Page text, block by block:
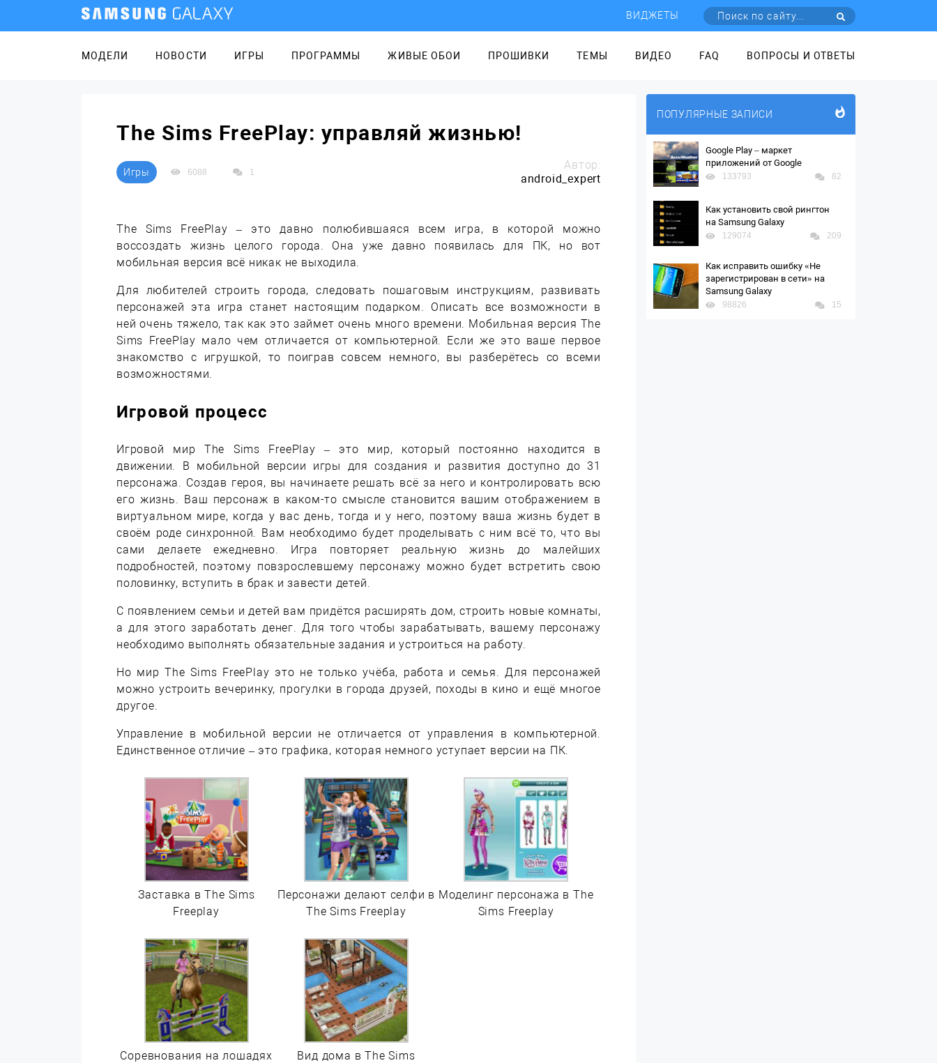
ВИДЖЕТЫ
МОДЕЛИ НОВОСТИ ИГРЫ ПРОГРАММЫ ЖИВЫЕ ОБОИ ПРОШИВКИ ТЕМЫ ВИДЕО FAQ ВОПРОСЫ И ОТВЕТЫ
The Sims FreePlay: управляй жизнью!
Игры 6088 1
Автор:
android_expert
The Sims FreePlay – это давно полюбившаяся всем игра, в которой можно
воссоздать жизнь целого города. Она уже давно появилась для ПК, но вот
мобильная версия всё никак не выходила.
Для любителей строить города, следовать пошаговым инструкциям, развивать
персонажей эта игра станет настоящим подарком. Описать все возможности в
ней очень тяжело, так как это займет очень много времени. Мобильная версия The
Sims FreePlay мало чем отличается от компьютерной. Если же это ваше первое
знакомство с игрушкой, то поиграв совсем немного, вы разберётесь со всеми
возможностями.
Игровой процесс
Игровой мир The Sims FreePlay – это мир, который постоянно находится в
движении. В мобильной версии игры для создания и развития доступно до 31
персонажа. Создав героя, вы начинаете решать всё за него и контролировать всю
его жизнь. Ваш персонаж в каком-то смысле становится вашим отображением в
виртуальном мире, когда у вас день, тогда и у него, поэтому ваша жизнь будет в
своём роде синхронной. Вам необходимо будет проделывать с ним всё то, что вы
сами делаете ежедневно. Игра повторяет реальную жизнь до малейших
подробностей, поэтому повзрослевшему персонажу можно будет встретить свою
половинку, вступить в брак и завести детей.
С появлением семьи и детей вам придётся расширять дом, строить новые комнаты,
а для этого заработать денег. Для того чтобы зарабатывать, вашему персонажу
необходимо выполнять обязательные задания и устроиться на работу.
Но мир The Sims FreePlay это не только учёба, работа и семья. Для персонажей
можно устроить вечеринку, прогулки в города друзей, походы в кино и ещё многое
другое.
Управление в мобильной версии не отличается от управления в компьютерной.
Единственное отличие – это графика, которая немного уступает версии на ПК.
Заставка в The Sims
Freeplay
Персонажи делают селфи в
The Sims Freeplay
Моделинг персонажа в The
Sims Freeplay
Соревнования на лошадях
Вид дома в The Sims
ПОПУЛЯРНЫЕ ЗАПИСИ
Google Play – маркет
приложений от Google
133793 82
Как установить свой рингтон
на Samsung Galaxy
129074 209
Как исправить ошибку «Не
зарегистрирован в сети» на
Samsung Galaxy
98826 15